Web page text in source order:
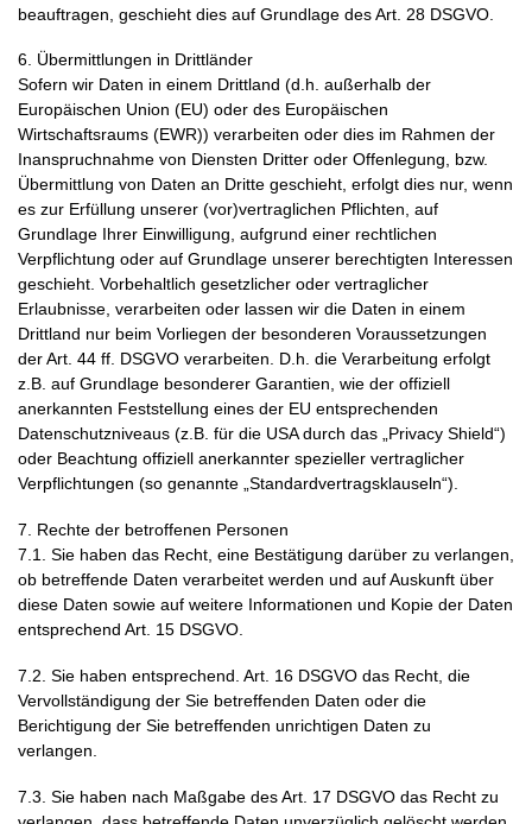
beauftragen, geschieht dies auf Grundlage des Art. 28 DSGVO.
6. Übermittlungen in Drittländer
Sofern wir Daten in einem Drittland (d.h. außerhalb der
Europäischen Union (EU) oder des Europäischen
Wirtschaftsraums (EWR)) verarbeiten oder dies im Rahmen der
Inanspruchnahme von Diensten Dritter oder Offenlegung, bzw.
Übermittlung von Daten an Dritte geschieht, erfolgt dies nur, wenn
es zur Erfüllung unserer (vor)vertraglichen Pflichten, auf
Grundlage Ihrer Einwilligung, aufgrund einer rechtlichen
Verpflichtung oder auf Grundlage unserer berechtigten Interessen
geschieht. Vorbehaltlich gesetzlicher oder vertraglicher
Erlaubnisse, verarbeiten oder lassen wir die Daten in einem
Drittland nur beim Vorliegen der besonderen Voraussetzungen
der Art. 44 ff. DSGVO verarbeiten. D.h. die Verarbeitung erfolgt
z.B. auf Grundlage besonderer Garantien, wie der offiziell
anerkannten Feststellung eines der EU entsprechenden
Datenschutzniveaus (z.B. für die USA durch das „Privacy Shield“)
oder Beachtung offiziell anerkannter spezieller vertraglicher
Verpflichtungen (so genannte „Standardvertragsklauseln“).
7. Rechte der betroffenen Personen
7.1. Sie haben das Recht, eine Bestätigung darüber zu verlangen,
ob betreffende Daten verarbeitet werden und auf Auskunft über
diese Daten sowie auf weitere Informationen und Kopie der Daten
entsprechend Art. 15 DSGVO.
7.2. Sie haben entsprechend. Art. 16 DSGVO das Recht, die
Vervollständigung der Sie betreffenden Daten oder die
Berichtigung der Sie betreffenden unrichtigen Daten zu
verlangen.
7.3. Sie haben nach Maßgabe des Art. 17 DSGVO das Recht zu